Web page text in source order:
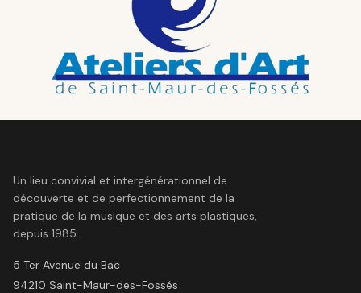
Un lieu convivial et intergénérationnel de
découverte et de perfectionnement de la
pratique de la musique et des arts plastiques,
depuis 1985.
5 Ter Avenue du Bac
94210 Saint-Maur-des-Fossés